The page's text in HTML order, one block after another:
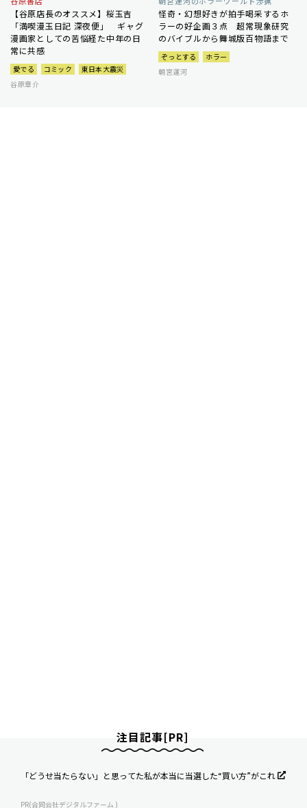
【谷原店長のオススメ】桜玉吉
「満喫漫玉日記 深夜便」 ギャグ
漫画家としての苦悩経た中年の日
常に共感
愛でる コミック
東日本大震災
谷原章介
怪奇・幻想好きが拍手喝采するホ
ラーの好企画３点 超常現象研究
のバイブルから舞城版百物語まで
ぞっとする
ホラー
朝宮運河
注目記事[PR]
「どうせ当たらない」と思ってた私が本当に当選した“買い方”がこれ
PR(合同会社デジタルファーム )